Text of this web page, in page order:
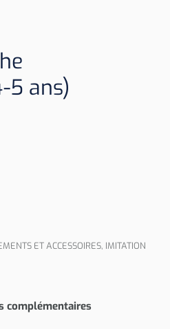
5 ans)
ET ACCESSOIRES, IMITATION
complémentaires